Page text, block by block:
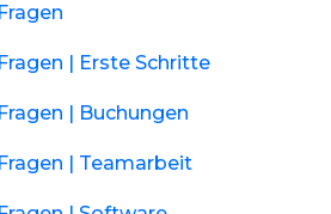
| Erste Schritte
| Buchungen
| Teamarbeit